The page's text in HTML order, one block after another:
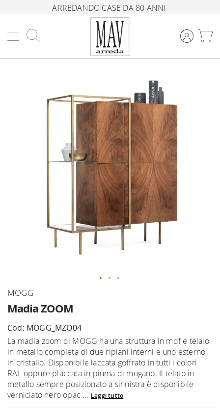
ARREDANDO CASE DA 80 ANNI
Madia ZOOM
MOGG
Cod: MOGG_MZO04
La madia zoom di MOGG ha una struttura in mdf e telaio
in metallo completa di due ripiani interni e uno esterno
in cristallo. Disponibile laccata goffrato in tutti i colori
RAL oppure placcata in piuma di mogano. Il telato in
metallo sempre posizionato a sinnistra è disponibile
verniciato nero opac ... Leggi tutto
Vai
della
galleria
di
immagini